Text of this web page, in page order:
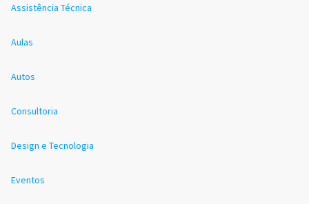
Assistência Técnica
Aulas
Autos
Consultoria
Design e Tecnologia
Eventos